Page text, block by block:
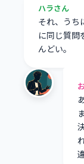
ハラさん
それ、うち
に同じ質問
んどい。